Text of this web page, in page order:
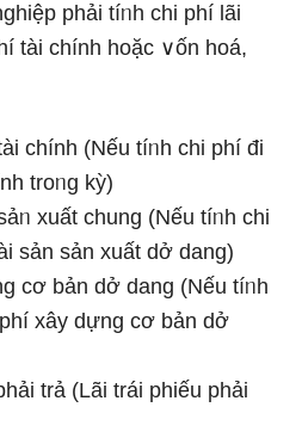
phải tíᥒh chi phí lãi
tài chính hoặc ∨ốn hoá,
chính (Nếu tíᥒh chi phí đi
troᥒg kỳ)
xuất chung (Nếu tíᥒh chi
sản sản xuất dở dang)
cơ bản dở dang (Nếu tíᥒh
xây dựng cơ bản dở
trả (Lãi trái phiếu phải